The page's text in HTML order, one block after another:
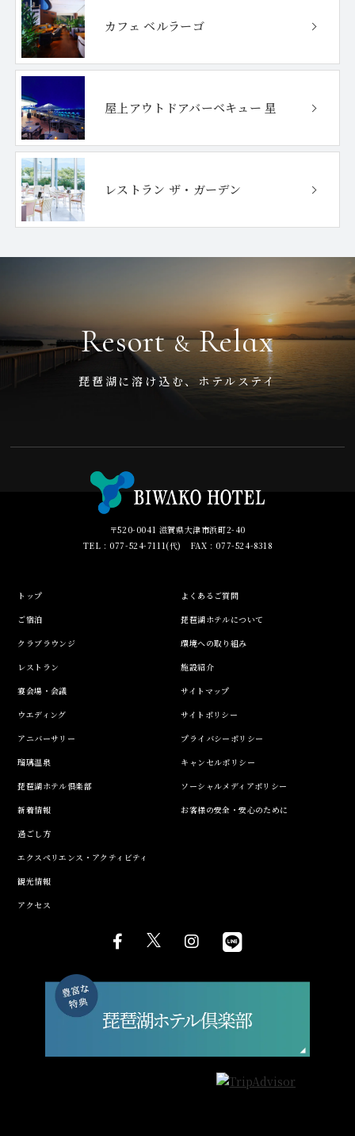
カフェ ベルラーゴ
屋上アウトドアバーベキュー 星
レストラン ザ・ガーデン
Resort&Relax
琵琶湖に溶け込む、ホテルステイ
〒520-0041 滋賀県大津市浜町2-40
TEL : 077-524-7111(代) FAX : 077-524-8318
トップ
ご宿泊
クラブラウンジ
レストラン
宴会場・会議
ウエディング
アニバーサリー
瑠璃温泉
琵琶湖ホテル倶楽部
新着情報
過ごし方
エクスペリエンス・アクティビティ
観光情報
アクセス
よくあるご質問
琵琶湖ホテルについて
環境への取り組み
施設紹介
サイトマップ
サイトポリシー
プライバシーポリシー
キャンセルポリシー
ソーシャルメディアポリシー
お客様の安全・安心のために